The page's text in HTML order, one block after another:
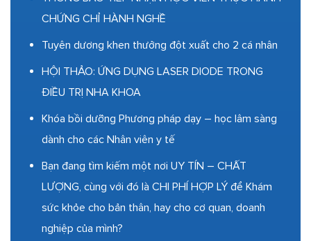
CHỨNG CHỈ HÀNH NGHỀ
Tuyên dương khen thưởng đột xuất cho 2 cá nhân
HỘI THẢO: ỨNG DỤNG LASER DIODE TRONG
ĐIỀU TRỊ NHA KHOA
Khóa bồi dưỡng Phương pháp dạy – học lâm sàng
dành cho các Nhân viên y tế
Bạn đang tìm kiếm một nơi UY TÍN – CHẤT
LƯỢNG, cùng với đó là CHI PHÍ HỢP LÝ để Khám
sức khỏe cho bản thân, hay cho cơ quan, doanh
nghiệp của mình?